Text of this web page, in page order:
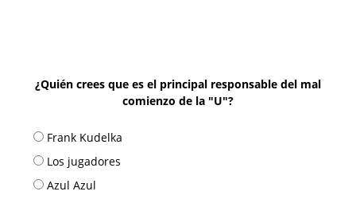
¿Quién crees que es el principal responsable del mal
comienzo de la "U"?
Frank Kudelka
Los jugadores
Azul Azul